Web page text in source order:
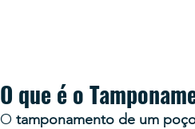
O que é o
O tamponamento de um